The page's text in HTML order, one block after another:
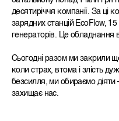
десятиріччя компанії. За ці
зарядних станцій EcoFlow,
генераторів. Це
Сьогодні разом ми закрили
коли страх, втома і злість
безсилля, ми обираємо діяти
захищає нас.